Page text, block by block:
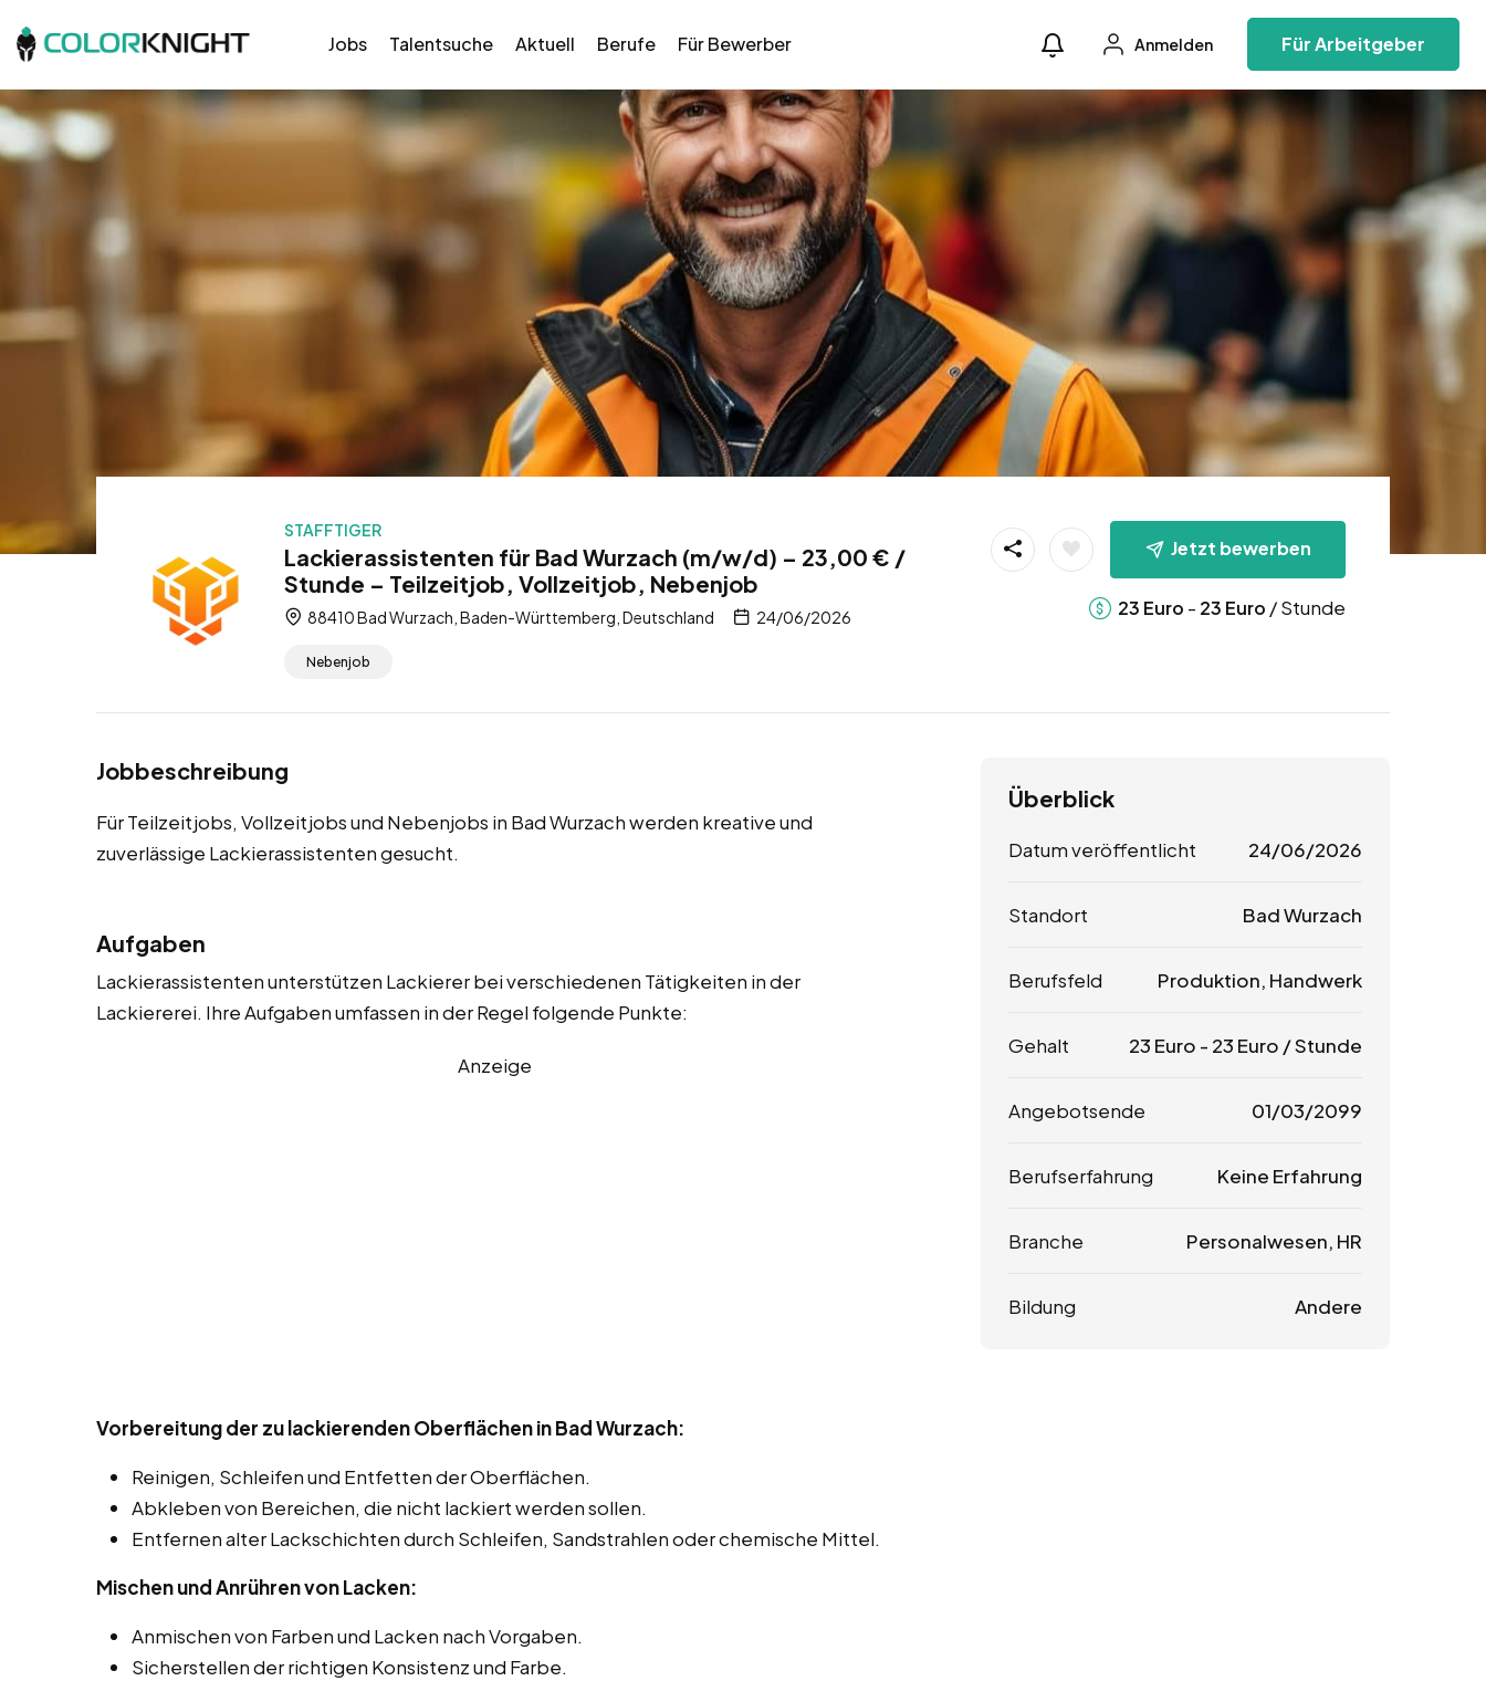
Jobs Talentsuche Aktuell Berufe Für Bewerber Anmelden Für Arbeitgeber
STAFFTIGER
Lackierassistenten für Bad Wurzach (m/w/d) – 23,00 € /
Stunde – Teilzeitjob, Vollzeitjob, Nebenjob
88410 Bad Wurzach, Baden-Württemberg, Deutschland 24/06/2026
Nebenjob
Jetzt bewerben
23 Euro - 23 Euro / Stunde
Jobbeschreibung
Für Teilzeitjobs, Vollzeitjobs und Nebenjobs in Bad Wurzach werden kreative und
zuverlässige Lackierassistenten gesucht.
Aufgaben
Lackierassistenten unterstützen Lackierer bei verschiedenen Tätigkeiten in der
Lackiererei. Ihre Aufgaben umfassen in der Regel folgende Punkte:
Anzeige
Vorbereitung der zu lackierenden Oberflächen in Bad Wurzach:
Reinigen, Schleifen und Entfetten der Oberflächen.
Abkleben von Bereichen, die nicht lackiert werden sollen.
Entfernen alter Lackschichten durch Schleifen, Sandstrahlen oder chemische Mittel.
Mischen und Anrühren von Lacken:
Anmischen von Farben und Lacken nach Vorgaben.
Sicherstellen der richtigen Konsistenz und Farbe.
Überblick
Datum veröffentlicht 24/06/2026
Standort Bad Wurzach
Berufsfeld Produktion, Handwerk
Gehalt 23 Euro - 23 Euro / Stunde
Angebotsende 01/03/2099
Berufserfahrung Keine Erfahrung
Branche Personalwesen, HR
Bildung Andere